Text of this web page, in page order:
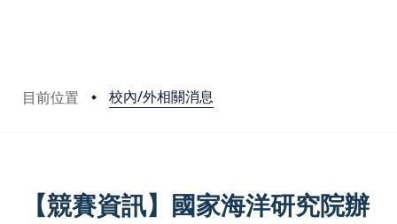
目前位置 校內/外相關消息
【競賽資訊】國家海洋研究院辦